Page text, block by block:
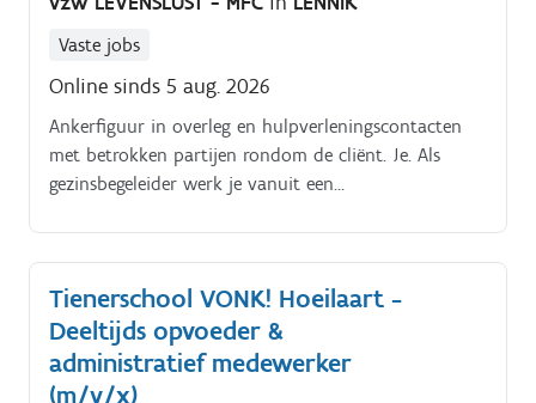
verschillende voorziene methodieken · JJe werkt
vanuit een gelijkwaardige relatie, vertrekkend van de
contextversterkend, emancipatorisch en inclusief
werken om de levenskwaliteit te verhogen · Het
gehanteerde bio psycho sociaal kader bestaat uit
sociale emotionele ontwikkeling Dösen en het
Violent Resistance.
Vaste jobs
Online sinds 5 aug. 2026
Ankerfiguur in overleg en hulpverleningscontacten
met betrokken partijen rondom de cliënt. Je. Als
gezinsbegeleider werk je vanuit een
eruit.
Tienerschool VONK! Hoeilaart -
Deeltijds opvoeder &
administratief medewerker
(m/v/x)